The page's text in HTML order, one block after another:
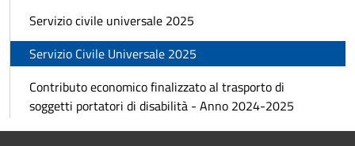
Servizio civile universale 2025
Servizio Civile Universale 2025
Contributo economico finalizzato al trasporto di
soggetti portatori di disabilità - Anno 2024-2025